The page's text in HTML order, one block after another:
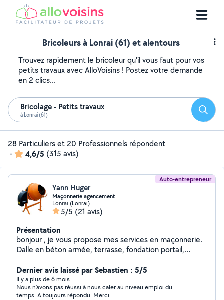
Bricoleurs à Lonrai (61) et alentours
Trouvez rapidement le bricoleur qu'il vous faut pour vos
petits travaux avec AlloVoisins ! Postez votre demande
en 2 clics...
Bricolage - Petits travaux
à Lonrai (61)
28 Particuliers et 20 Professionnels répondent
-
4,6/5 (315 avis)
Auto-entrepreneur
Yann Huger
Maçonnerie agencement
Lonrai (Lonrai)
5/5 (21 avis)
Présentation
bonjour , je vous propose mes services en maçonnerie.
Dalle en béton armée, terrasse, fondation portail,
meubles, ragréage.
Dernier avis laissé par Sebastien : 5/5
Il y a plus de 6 mois
Nous n’avons pas réussi à nous caler au niveau emploi du
temps. A toujours répondu. Merci